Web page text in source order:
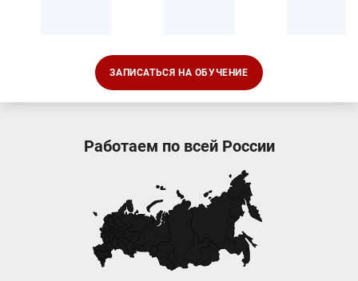
ЗАПИСАТЬСЯ НА ОБУЧЕНИЕ
Работаем по всей России